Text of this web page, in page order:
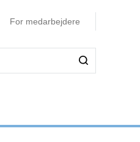
For medarbejdere